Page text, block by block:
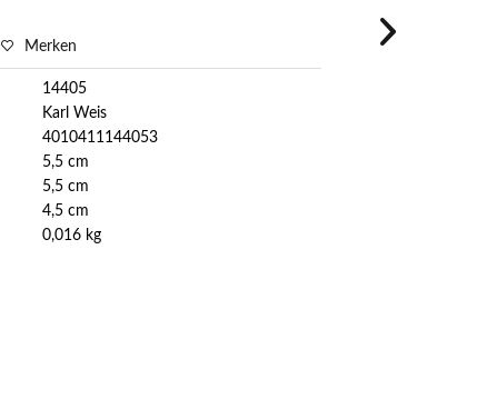
Merken
14405
Karl Weis
4010411144053
5,5 cm
5,5 cm
4,5 cm
0,016 kg